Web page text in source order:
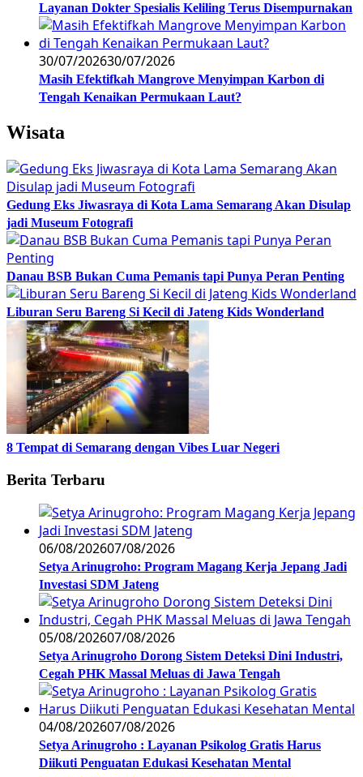
Layanan Dokter Spesialis Keliling Terus Disempurnakan
30/07/202630/07/2026
Masih Efektifkah Mangrove Menyimpan Karbon di
Tengah Kenaikan Permukaan Laut?
Wisata
Gedung Eks Jiwasraya di Kota Lama Semarang Akan Disulap
jadi Museum Fotografi
Danau BSB Bukan Cuma Pemanis tapi Punya Peran Penting
Liburan Seru Bareng Si Kecil di Jateng Kids Wonderland
8 Tempat di Semarang dengan Vibes Luar Negeri
Berita Terbaru
06/08/202607/08/2026
Setya Arinugroho: Program Magang Kerja Jepang Jadi
Investasi SDM Jateng
05/08/202607/08/2026
Setya Arinugroho Dorong Sistem Deteksi Dini Industri,
Cegah PHK Massal Meluas di Jawa Tengah
04/08/202607/08/2026
Setya Arinugroho : Layanan Psikolog Gratis Harus
Diikuti Penguatan Edukasi Kesehatan Mental